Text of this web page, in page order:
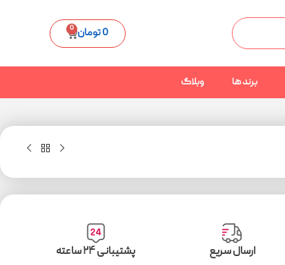
0تومان 0
برند ها وبلاگ
ارسال سریع پشتیبانی ۲۴ ساعته